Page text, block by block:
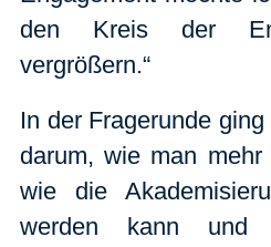
den Kreis der
vergrößern.“
In der Fragerunde
darum, wie man mehr
wie die
werden kann